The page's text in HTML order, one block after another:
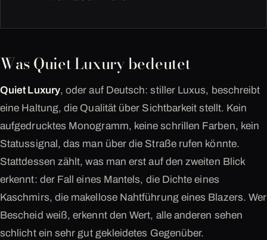
Was Quiet Luxury bedeutet
Quiet Luxury, oder auf Deutsch: stiller Luxus, beschreibt
eine Haltung, die Qualität über Sichtbarkeit stellt. Kein
aufgedrucktes Monogramm, keine schrillen Farben, kein
Statussignal, das man über die Straße rufen könnte.
Stattdessen zählt, was man erst auf den zweiten Blick
erkennt: der Fall eines Mantels, die Dichte eines
Kaschmirs, die makellose Nahtführung eines Blazers. Wer
Bescheid weiß, erkennt den Wert, alle anderen sehen
schlicht ein sehr gut gekleidetes Gegenüber.